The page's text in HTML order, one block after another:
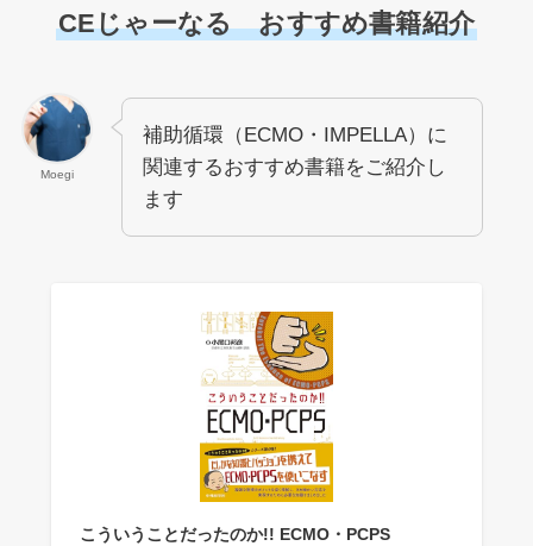
CEじゃーなる おすすめ書籍紹介
Moegi
補助循環（ECMO・IMPELLA）に
関連するおすすめ書籍をご紹介し
ます
こういうことだったのか!! ECMO・PCPS